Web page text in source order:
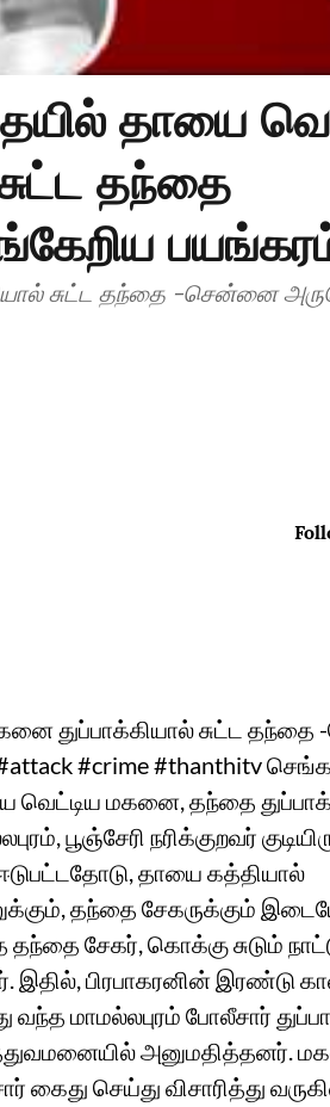
தாயை
தந்தை
சுட்ட தந்தை -சென்னை
துப்பாக்கியால் சுட்ட
#crime #thanthitv
மகனை, தந்தை
பூஞ்சேரி நரிக்குறவர்
தாயை கத்தியால்
தந்தை சேகருக்கும்
சேகர், கொக்கு சுடும்
இதில், பிரபாகரனின் இரண்டு
வந்த மாமல்லபுரம் போலீசார்
அனுமதித்தனர்.
கைது செய்து விசாரித்து